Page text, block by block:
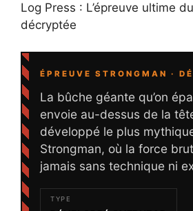
Log Press : L’épreuve ultime
décryptée
ÉPREUVE STRONGMAN ·
La bûche géante qu’on
envoie au-dessus de la
développé le plus
Strongman, où la force
jamais sans technique ni
TYPE